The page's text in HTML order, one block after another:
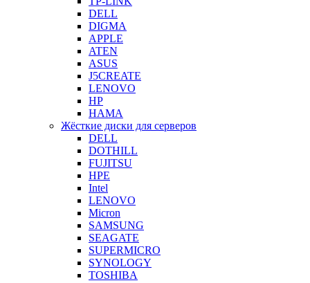
DELL
DIGMA
APPLE
ATEN
ASUS
J5CREATE
LENOVO
HP
HAMA
Жёсткие диски для серверов
DELL
DOTHILL
FUJITSU
HPE
Intel
LENOVO
Micron
SAMSUNG
SEAGATE
SUPERMICRO
SYNOLOGY
TOSHIBA